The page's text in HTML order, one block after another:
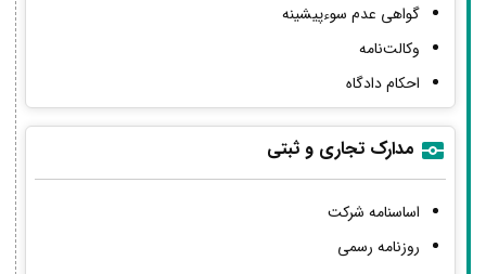
گواهی عدم سوءپیشینه
وکالت‌نامه
احکام دادگاه
مدارک تجاری و ثبتی
اساسنامه شرکت
روزنامه رسمی